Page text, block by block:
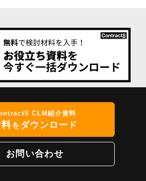
CLM紹介資料
をダウンロード
お問い合わせ